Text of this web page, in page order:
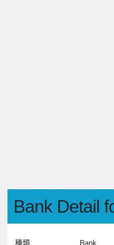
Bank Detail
種類 Bank